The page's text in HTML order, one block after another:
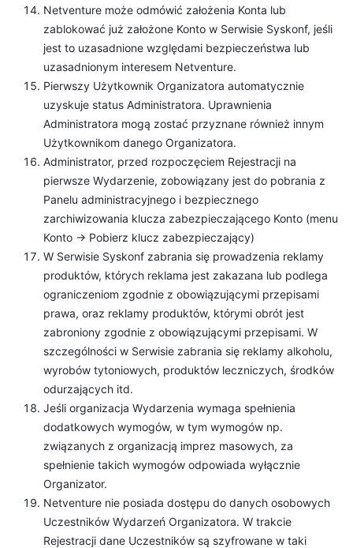
Netventure może odmówić założenia Konta lub
zablokować już założone Konto w Serwisie Syskonf, jeśli
jest to uzasadnione względami bezpieczeństwa lub
uzasadnionym interesem Netventure.
Pierwszy Użytkownik Organizatora automatycznie
uzyskuje status Administratora. Uprawnienia
Administratora mogą zostać przyznane również innym
Użytkownikom danego Organizatora.
Administrator, przed rozpoczęciem Rejestracji na
pierwsze Wydarzenie, zobowiązany jest do pobrania z
Panelu administracyjnego i bezpiecznego
zarchiwizowania klucza zabezpieczającego Konto (menu
Konto -> Pobierz klucz zabezpieczający)
W Serwisie Syskonf zabrania się prowadzenia reklamy
produktów, których reklama jest zakazana lub podlega
ograniczeniom zgodnie z obowiązującymi przepisami
prawa, oraz reklamy produktów, którymi obrót jest
zabroniony zgodnie z obowiązującymi przepisami. W
szczególności w Serwisie zabrania się reklamy alkoholu,
wyrobów tytoniowych, produktów leczniczych, środków
odurzających itd.
Jeśli organizacja Wydarzenia wymaga spełnienia
dodatkowych wymogów, w tym wymogów np.
związanych z organizacją imprez masowych, za
spełnienie takich wymogów odpowiada wyłącznie
Organizator.
Netventure nie posiada dostępu do danych osobowych
Uczestników Wydarzeń Organizatora. W trakcie
Rejestracji dane Uczestników są szyfrowane w taki